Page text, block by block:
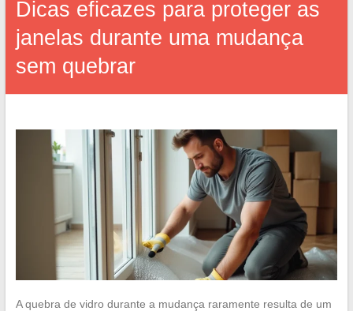
Dicas eficazes para proteger as
janelas durante uma mudança
sem quebrar
A quebra de vidro durante a mudança raramente resulta de um